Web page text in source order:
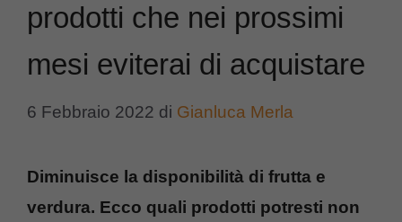
prodotti che nei prossimi
mesi eviterai di acquistare
6 Febbraio 2022 di Gianluca Merla
Diminuisce la disponibilità di frutta e
verdura. Ecco quali prodotti potresti non